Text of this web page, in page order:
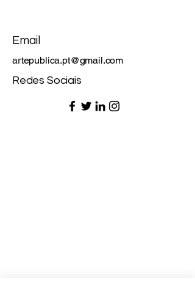
Email
artepublica.pt@gmail.com
Redes Sociais